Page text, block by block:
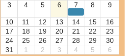
3 4 5 6 7 8 9
10 11 12 13 14 15
16
17
18 19 20 21 22
23
24
25 26 27 28 29
30
31
1 2 3 4 5 6